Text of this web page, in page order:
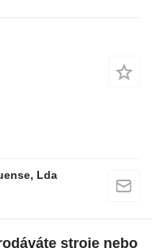
Lda
stroje nebo